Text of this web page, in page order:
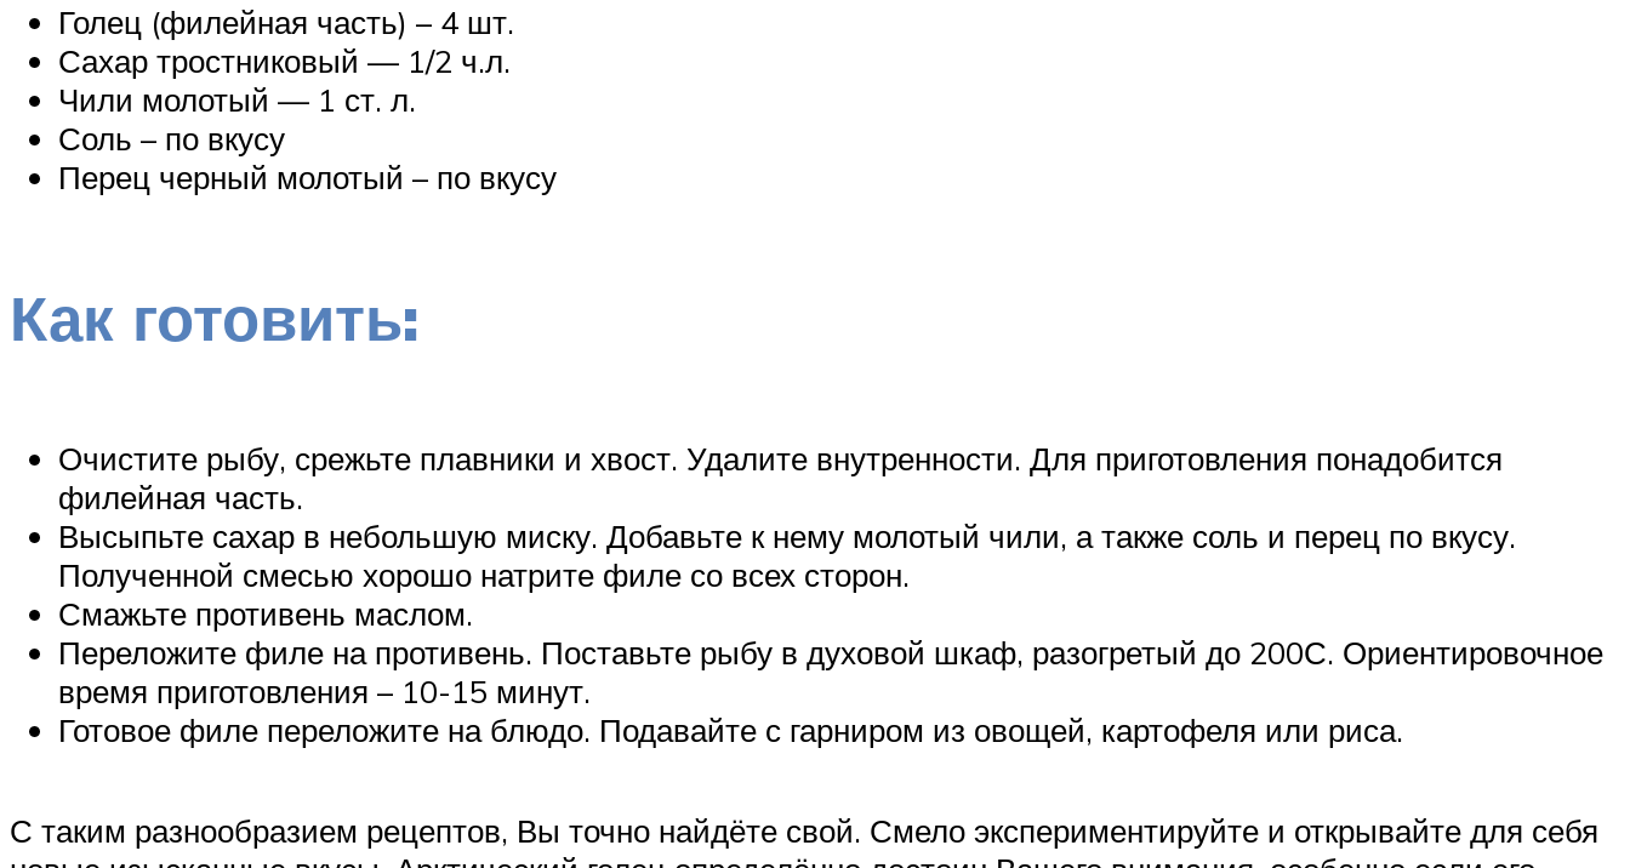
Голец (филейная часть) – 4 шт.
Сахар тростниковый — 1/2 ч.л.
Чили молотый — 1 ст. л.
Соль – по вкусу
Перец черный молотый – по вкусу
Как готовить:
Очистите рыбу, срежьте плавники и хвост. Удалите внутренности. Для приготовления понадобится
филейная часть.
Высыпьте сахар в небольшую миску. Добавьте к нему молотый чили, а также соль и перец по вкусу.
Полученной смесью хорошо натрите филе со всех сторон.
Смажьте противень маслом.
Переложите филе на противень. Поставьте рыбу в духовой шкаф, разогретый до 200С. Ориентировочное
время приготовления – 10-15 минут.
Готовое филе переложите на блюдо. Подавайте с гарниром из овощей, картофеля или риса.
С таким разнообразием рецептов, Вы точно найдёте свой. Смело экспериментируйте и открывайте для себя